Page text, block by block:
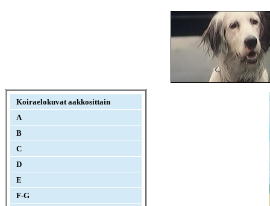
Koiraelokuvat aakkosittain
A
B
C
D
E
F-G